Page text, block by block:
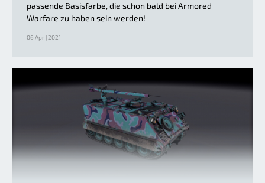
passende Basisfarbe, die schon bald bei Armored
Warfare zu haben sein werden!
06 Apr | 2021